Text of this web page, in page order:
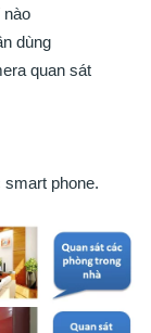
nào
dùng
quan sát
phone.